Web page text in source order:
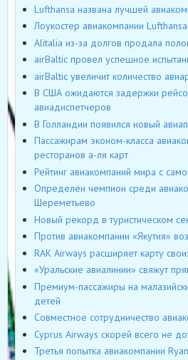
Lufthansa названа лучшей
Лоукостер авиакомпании
Alitalia из-за долгов продала
airBaltic провел успешное
airBaltic увеличит количество
В США ожидаются задержки
авиадиспетчеров
В Голландии появился новый
Пассажирам эконом-класса
ресторанов а-ля карт
Рейтинг авиакомпаний мира с
Определен чемпион среди
Шереметьево
Новый рекорд в туристическом
Против авиакомпании «Якутия»
RAK Airways расширяет карту
«Уральские авиалинии» свяжут
Премиум-пассажиры на
детей
Совместное сотрудничество
Cyprus Airways скорей всего не
Третья попытка авиакомпании